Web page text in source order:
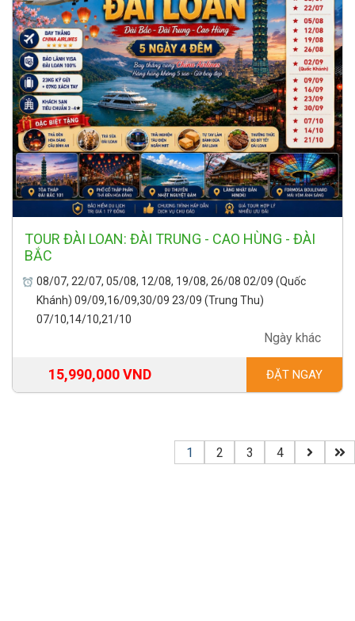
TOUR ĐÀI LOAN: ĐÀI TRUNG - CAO HÙNG - ĐÀI
BẮC
08/07, 22/07, 05/08, 12/08, 19/08, 26/08 02/09 (Quốc
Khánh) 09/09,16/09,30/09 23/09 (Trung Thu)
07/10,14/10,21/10
Ngày khác
15,990,000 VND ĐẶT NGAY
1 2 3 4